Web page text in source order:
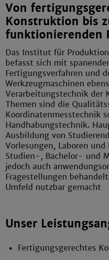
Von
Konstruktion bis
funktionierenden
Das Institut für
befasst sich mit
Fertigungsverfahren und
Werkzeugmaschinen
Verarbeitungstechnik der
Themen sind die
Koordinatenmesstechnik
Handhabungstechnik.
Ausbildung von
Vorlesungen, Laboren
Studien-, Bachelor- und
jedoch auch
Fragestellungen
Umfeld nutzbar gemacht
Unser
Fertigungsgerechtes